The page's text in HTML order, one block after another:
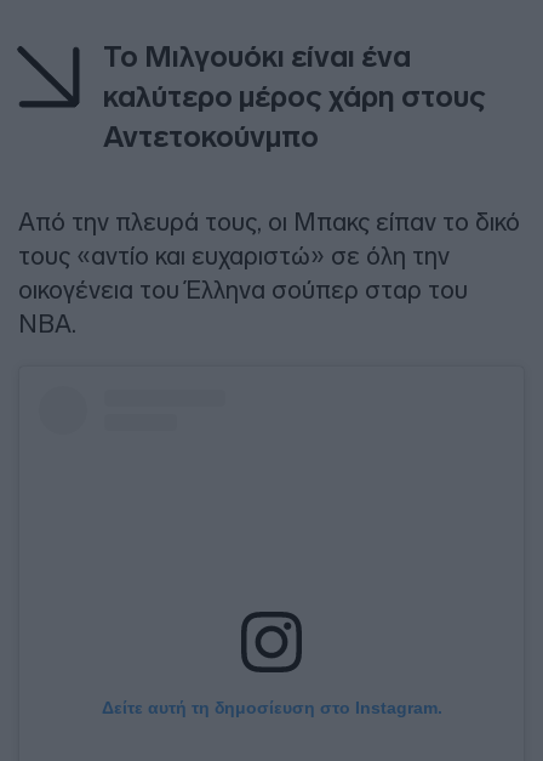
Το Μιλγουόκι είναι ένα
καλύτερο μέρος χάρη στους
Αντετοκούνμπο
Από την πλευρά τους, οι Μπακς είπαν το δικό
τους «αντίο και ευχαριστώ» σε όλη την
οικογένεια του Έλληνα σούπερ σταρ του
ΝΒΑ.
Δείτε αυτή τη δημοσίευση στο Instagram.